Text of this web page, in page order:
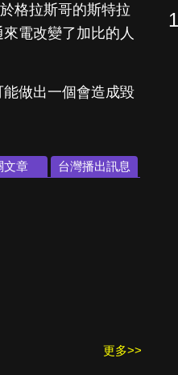
格拉斯哥的斯特拉
電改變了加比的人
做出一個會造成毀
文章 台灣播出訊息
更多>>